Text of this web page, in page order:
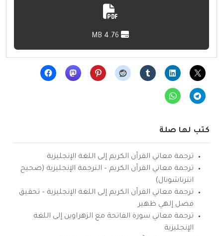
كتب لها صلة
ترجمة معاني القرآن الكريم إلى اللغة الإنجليزية
ترجمة معاني القرآن الكريم – الترجمة الإنجليزية (صحيح
انترناشونال)
ترجمة معاني القرآن الكريم إلى اللغة الإنجليزية – تحقيق
فضل إلهي ظهير
ترجمة معاني سورة الفاتحة مع الزهراوين إلى اللغة
الإنجليزية